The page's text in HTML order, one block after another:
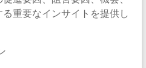
重要なインサイトを提供し